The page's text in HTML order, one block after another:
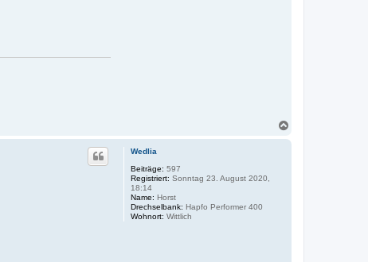
Wedlia
Beiträge: 597
Registriert: Sonntag 23. August 2020,
18:14
Name: Horst
Drechselbank: Hapfo Performer 400
Wohnort: Wittlich